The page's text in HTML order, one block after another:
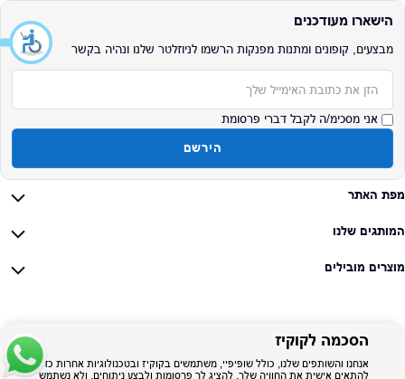
הישארו מעודכנים
מבצעים, קופונים ומתנות מפנקות הרשמו לניוזלטר שלנו ונהיה בקשר
אני מסכימ/ה לקבל דברי פרסומת
הירשם
מפת האתר
המותגים שלנו
מוצרים מובילים
הסכמה לקוקיז
אנחנו והשותפים שלנו, כולל שופיפיי, משתמשים בקוקיז ובטכנולוגיות אחרות כדי
להתאים אישית את החוויה שלך, להציג לך פרסומות ולבצע ניתוחים, ולא נשתמש